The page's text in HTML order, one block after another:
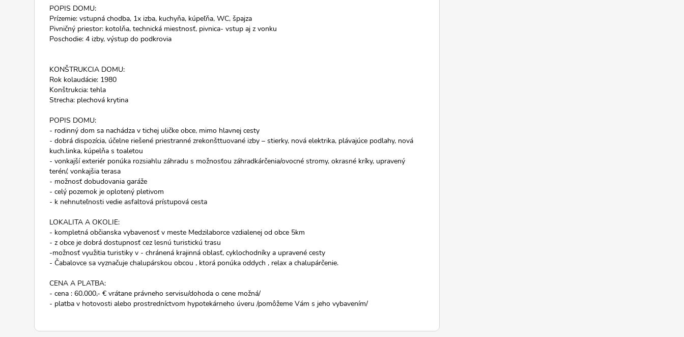
POPIS DOMU:
Prízemie: vstupná chodba, 1x izba, kuchyňa, kúpeľňa, WC, špajza
Pivničný priestor: kotolňa, technická miestnosť, pivnica- vstup aj z vonku
Poschodie: 4 izby, výstup do podkrovia
KONŠTRUKCIA DOMU:
Rok kolaudácie: 1980
Konštrukcia: tehla
Strecha: plechová krytina
POPIS DOMU:
- rodinný dom sa nachádza v tichej uličke obce, mimo hlavnej cesty
- dobrá dispozícia, účelne riešené priestranné zrekonšttuované izby – stierky, nová elektrika, plávajúce podlahy, nová
kuch.linka, kúpelňa s toaletou
- vonkajší exteriér ponúka rozsiahlu záhradu s možnosťou záhradkárčenia/ovocné stromy, okrasné kríky, upravený
terén/, vonkajšia terasa
- možnosť dobudovania garáže
- celý pozemok je oplotený pletivom
- k nehnuteľnosti vedie asfaltová prístupová cesta
LOKALITA A OKOLIE:
- kompletná občianska vybavenosť v meste Medzilaborce vzdialenej od obce 5km
- z obce je dobrá dostupnosť cez lesnú turistickú trasu
-možnosť využitia turistiky v - chránená krajinná oblasť, cyklochodníky a upravené cesty
- Čabalovce sa vyznačuje chalupárskou obcou , ktorá ponúka oddych , relax a chalupárčenie.
CENA A PLATBA:
- cena : 60.000,- € vrátane právneho servisu/dohoda o cene možná/
- platba v hotovosti alebo prostredníctvom hypotekárneho úveru /pomôžeme Vám s jeho vybavením/